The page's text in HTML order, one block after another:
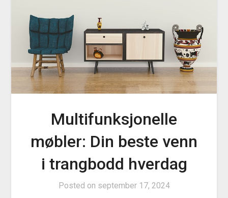
Multifunksjonelle
møbler: Din beste venn
i trangbodd hverdag
Posted on september 17, 2024